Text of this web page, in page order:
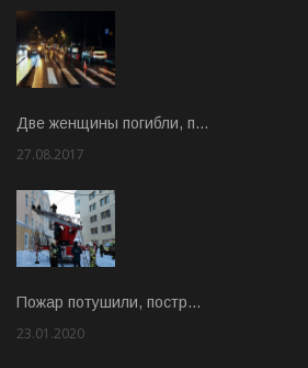
Две женщины погибли, п…
27.08.2017
Пожар потушили, постр…
23.01.2020